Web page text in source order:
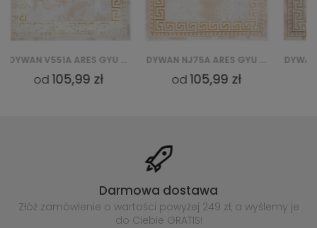
od105,99 zł
DYWAN NJ75A ARES GYU - BEŻOWY
od105,99 zł
Darmowa dostawa
Złóż zamówienie o wartości powyżej 249 zł, a wyślemy je
do Ciebie GRATIS!